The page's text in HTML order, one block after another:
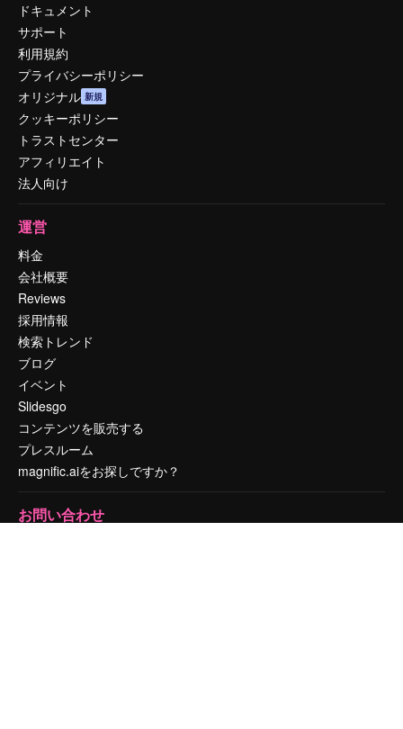
ドキュメント
サポート
利用規約
プライバシーポリシー
オリジナル 新規
クッキーポリシー
トラストセンター
アフィリエイト
法人向け
運営
料金
会社概要
Reviews
採用情報
検索トレンド
ブログ
イベント
Slidesgo
コンテンツを販売する
プレスルーム
magnific.aiをお探しですか？
お問い合わせ